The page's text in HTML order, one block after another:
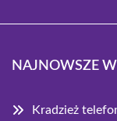
NAJNOWSZE
Kradzież